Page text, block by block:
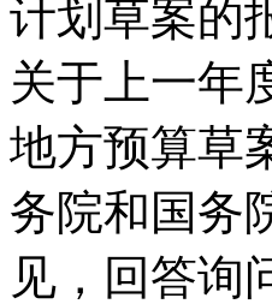
计划草案的
关于上一年
地方预算草
务院和国务
见 ， 回答询